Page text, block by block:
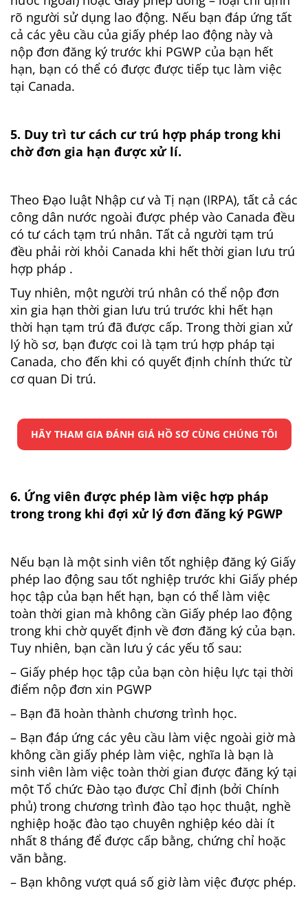
rõ người sử dụng lao động. Nếu bạn đáp ứng tất
cả các yêu cầu của giấy phép lao động này và
nộp đơn đăng ký trước khi PGWP của bạn hết
hạn, bạn có thể có được được tiếp tục làm việc
tại Canada.
5. Duy trì tư cách cư trú hợp pháp trong khi
chờ đơn gia hạn được xử lí.
Theo Đạo luật Nhập cư và Tị nạn (IRPA), tất cả các
công dân nước ngoài được phép vào Canada đều
có tư cách tạm trú nhân. Tất cả người tạm trú
đều phải rời khỏi Canada khi hết thời gian lưu trú
hợp pháp .
Tuy nhiên, một người trú nhân có thể nộp đơn
xin gia hạn thời gian lưu trú trước khi hết hạn
thời hạn tạm trú đã được cấp. Trong thời gian xử
lý hồ sơ, bạn được coi là tạm trú hợp pháp tại
Canada, cho đến khi có quyết định chính thức từ
cơ quan Di trú.
HÃY THAM GIA ĐÁNH GIÁ HỒ SƠ CÙNG CHÚNG TÔI
6. Ứng viên được phép làm việc hợp pháp
trong trong khi đợi xử lý đơn đăng ký PGWP
Nếu bạn là một sinh viên tốt nghiệp đăng ký Giấy
phép lao động sau tốt nghiệp trước khi Giấy phép
học tập của bạn hết hạn, bạn có thể làm việc
toàn thời gian mà không cần Giấy phép lao động
trong khi chờ quyết định về đơn đăng ký của bạn.
Tuy nhiên, bạn cần lưu ý các yếu tố sau:
– Giấy phép học tập của bạn còn hiệu lực tại thời
điểm nộp đơn xin PGWP
– Bạn đã hoàn thành chương trình học.
– Bạn đáp ứng các yêu cầu làm việc ngoài giờ mà
không cần giấy phép làm việc, nghĩa là bạn là
sinh viên làm việc toàn thời gian được đăng ký tại
một Tổ chức Đào tạo được Chỉ định (bởi Chính
phủ) trong chương trình đào tạo học thuật, nghề
nghiệp hoặc đào tạo chuyên nghiệp kéo dài ít
nhất 8 tháng để được cấp bằng, chứng chỉ hoặc
văn bằng.
– Bạn không vượt quá số giờ làm việc được phép.